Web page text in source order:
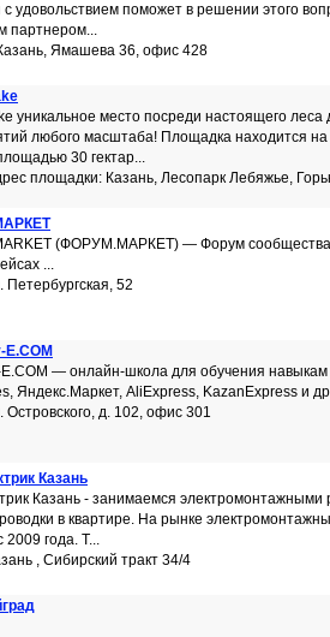
с удовольствием поможет в решении этого
партнером...
Ямашева 36, офис 428
уникальное место посреди настоящего
любого масштаба! Площадка находится на
30 гектар...
площадки: Казань, Лесопарк Лебяжье,
(ФОРУМ.МАРКЕТ) — Форум
...
Петербургская, 52
— онлайн-школа для обучения
Яндекс.Маркет, AliExpress, KazanExpress и
Островского, д. 102, офис 301
Казань
Казань - занимаемся электромонтажными
в квартире. На рынке
2009 года. Т...
, Сибирский тракт 34/4